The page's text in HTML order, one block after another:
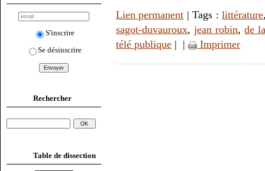
S'inscrire
Se désinscrire
Rechercher
Table de dissection
Lien permanent | Tags :littérature
sagot-duvauroux, jean robin, de
télé publique | | Imprimer